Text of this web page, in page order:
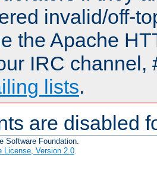
invalid/off-
the Apache
IRC channel,
lists.
are disabled
Software Foundation.
License, Version 2.0.